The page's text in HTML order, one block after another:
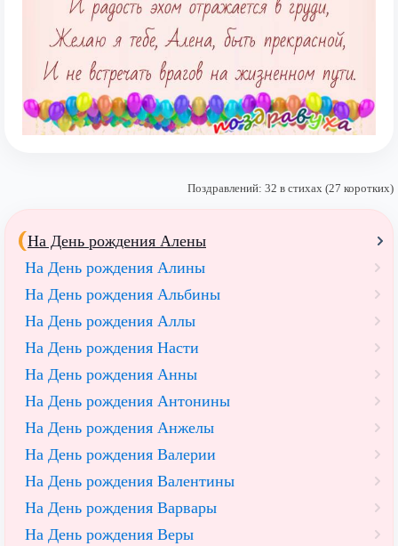
Поздравлений: 32 в стихах (27 коротких)
На День рождения Алены
На День рождения Алины
На День рождения Альбины
На День рождения Аллы
На День рождения Насти
На День рождения Анны
На День рождения Антонины
На День рождения Анжелы
На День рождения Валерии
На День рождения Валентины
На День рождения Варвары
На День рождения Веры